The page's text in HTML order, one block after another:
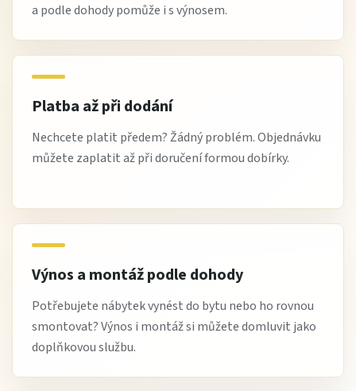
a podle dohody pomůže i s výnosem.
Platba až při dodání
Nechcete platit předem? Žádný problém. Objednávku
můžete zaplatit až při doručení formou dobírky.
Výnos a montáž podle dohody
Potřebujete nábytek vynést do bytu nebo ho rovnou
smontovat? Výnos i montáž si můžete domluvit jako
doplňkovou službu.